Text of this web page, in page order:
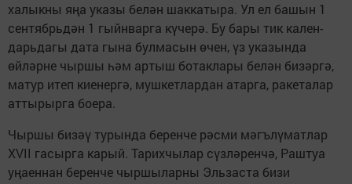
халыкны яңа ука­зы белән шаккатыра. Ул ел ба­шын 1
сентябрьдән 1 гыйнвар­га күчерә. Бу бары тик кален­
дарьдагы дата гына булмасын өчен, үз указында
өйләрне чыр­шы һәм артыш ботаклары белән бизәргә,
матур итеп киенергә, мушкетлардан атарга, ракета­лар
аттырырга боера.
Чыршы бизәү турында бе­ренче рәсми мәгълүматлар
XVII гасырга карый. Тарих­чылар сүзләренчә, Раштуа
уңаеннан беренче чыршылар­ны Эльзаста бизи